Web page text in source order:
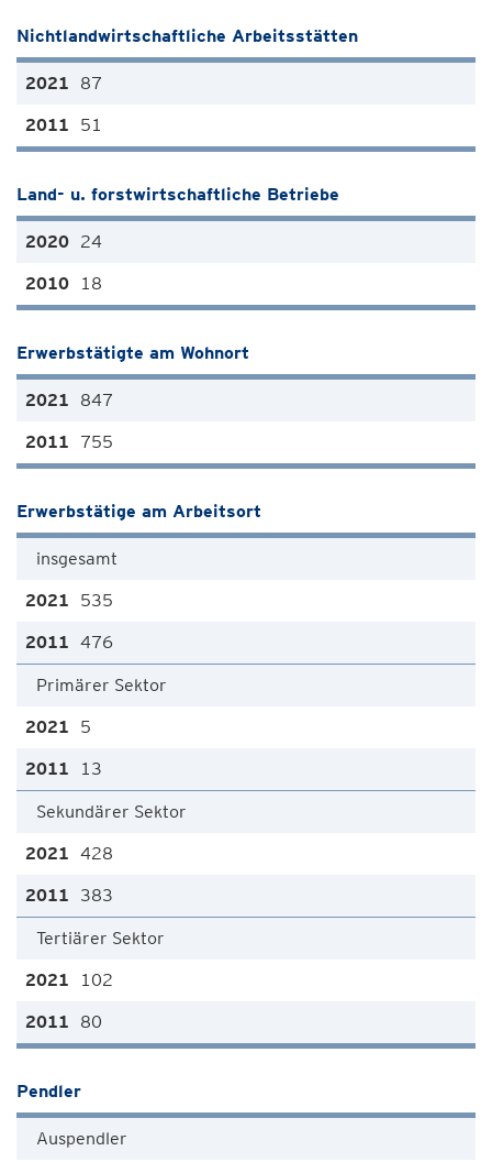
Nichtlandwirtschaftliche Arbeitsstätten
87
51
Land- u. forstwirtschaftliche Betriebe
24
18
Erwerbstätigte am Wohnort
847
755
Erwerbstätige am Arbeitsort
insgesamt
535
476
Primärer Sektor
5
13
Sekundärer Sektor
428
383
Tertiärer Sektor
102
80
Pendler
Auspendler